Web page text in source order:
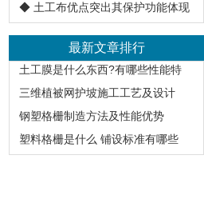
◆ 土工布优点突出其保护功能体现
最新文章排行
土工膜是什么东西?有哪些性能特
三维植被网护坡施工工艺及设计
钢塑格栅制造方法及性能优势
塑料格栅是什么 铺设标准有哪些